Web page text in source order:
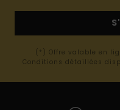
(*) Offre valable en
Conditions détaillées